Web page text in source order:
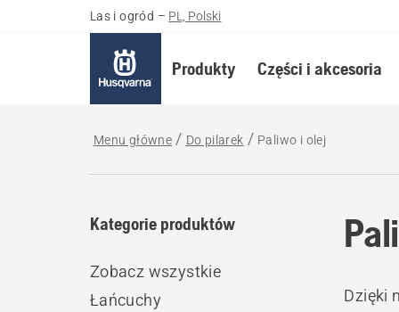
Las i ogród – PL, Polski
Produkty Części i akcesoria
Menu główne Do pilarek Paliwo i olej
Kategorie produktów
Zobacz wszystkie
Łańcuchy
Dzięki